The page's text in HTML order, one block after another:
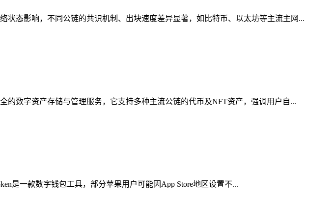
态影响，不同公链的共识机制、出块速度差异显著，如比特币、以太坊等主流主网...
的数字资产存储与管理服务，它支持多种主流公链的代币及NFT资产，强调用户自...
是一款数字钱包工具，部分苹果用户可能因App Store地区设置不...